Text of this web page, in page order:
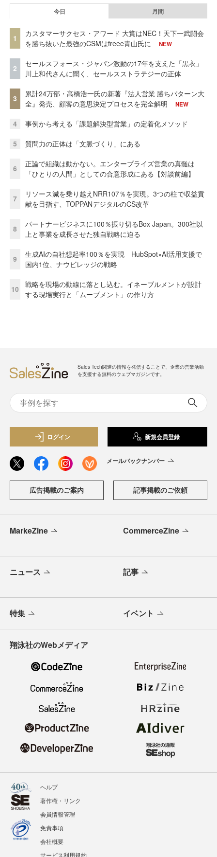
今日 月間
1
カスタマーサクセス・アワード 大賞はNEC！天下一武闘会
を勝ち抜いた最強のCSMはfreee青山氏に
NEW
2
セールスフォース・ジャパン激動の17年を支えた「黒衣」
川上和代さんに聞く、セールスストラテジーの正体
3
累計24万部・高橋浩一氏の新著『法人営業 勝ちパターン大
全』発売、顧客の意思決定プロセスを完全解明
NEW
4 事例から考える「課題解決型営業」の定着化メソッド
5 質問力の正体は「文脈づくり」にある
6
正論で組織は動かない。エンタープライズ営業の真髄は
「ひとりの人間」としての合意形成にある【対談前編】
7
リソース減を乗り越えNRR107％を実現。3つの柱で収益貢
献を目指す、TOPPANデジタルのCS改革
8
パートナービジネスに100％振り切るBox Japan。300社以
上と事業を成長させた独自戦略に迫る
9
生成AIの自社想起率100％を実現 HubSpot×AI活用支援で
国内1位、ナウビレッジの戦略
10
戦略を現場の動線に落とし込む。イネーブルメントが設計
する現場実行と「ムーブメント」の作り方
Sales Tech関連の情報を発信することで、企業の営業活動
を支援する無料のウェブマガジンです。
ログイン 新規会員登録
メールバックナンバー
広告掲載のご案内 記事掲載のご依頼
MarkeZine CommerceZine
ニュース 記事
特集 イベント
翔泳社のWebメディア
ヘルプ
著作権・リンク
会員情報管理
免責事項
会社概要
サービス利用規約